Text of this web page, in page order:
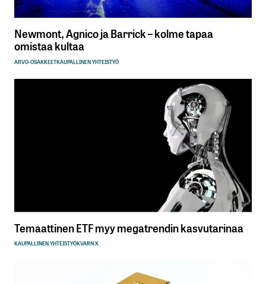
Newmont, Agnico ja Barrick – kolme tapaa
omistaa kultaa
ARVO-OSAKKEETKAUPALLINEN YHTEISTYÖ
Temaattinen ETF myy megatrendin kasvutarinaa
KAUPALLINEN YHTEISTYÖKVARN X